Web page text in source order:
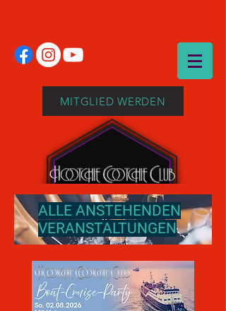
MITGLIED WERDEN
ALLE ANSTEHENDEN
VERANSTALTUNGEN